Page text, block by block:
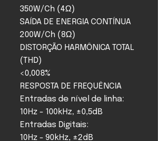
350W/Ch (4Ω)
SAÍDA DE ENERGIA CONTÍNUA
200W/Ch (8Ω)
DISTORÇÃO HARMÔNICA TOTAL
(THD)
<0,008%
RESPOSTA DE FREQUÊNCIA
Entradas de nível de linha:
10Hz - 100kHz, ±0,5dB
Entradas Digitais:
10Hz - 90kHz, ±2dB